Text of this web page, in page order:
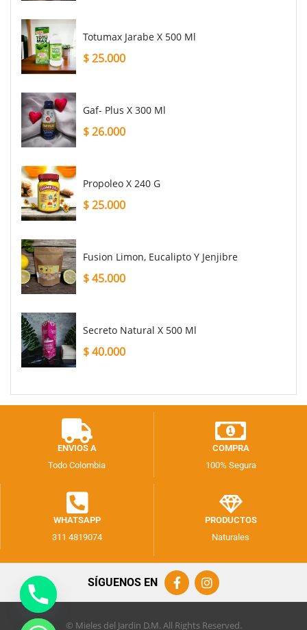
Totumax Jarabe X 500 Ml
$25.000
Gaf- Plus X 300 Ml
$26.000
Propoleo X 240 G
$25.000
Fusion Limon, Eucalipto Y Jenjibre
$45.000
Secreto Natural X 500 Ml
$40.000
ENVIOS A
Todo Colombia
COMPRA
100% Segura
WHATSAPP
311 4819074
PRODUCTOS
Naturales
SÍGUENOS EN
© Mieles del Jardin D.M. All Rights Reserved.